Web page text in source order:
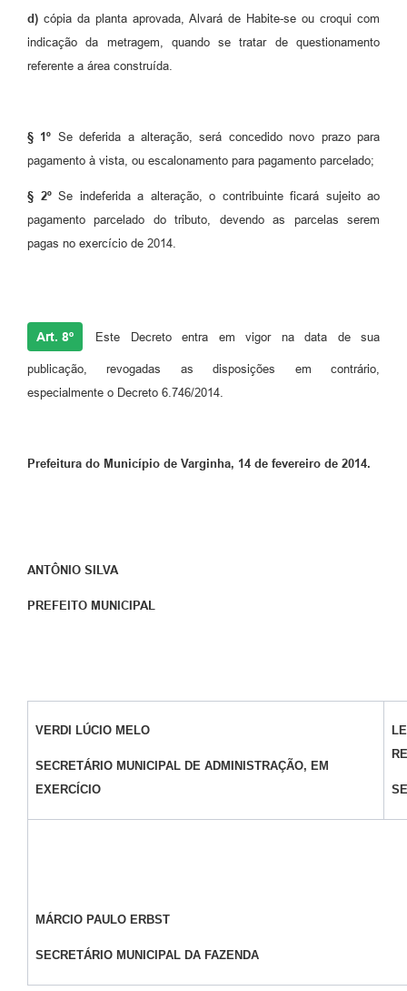
d) cópia da planta aprovada, Alvará de Habite-se ou croqui com
indicação da metragem, quando se tratar de questionamento
referente a área construída.
§ 1º Se deferida a alteração, será concedido novo prazo para
pagamento à vista, ou escalonamento para pagamento parcelado;
§ 2ºSe indeferida a alteração, o contribuinte ficará sujeito ao
pagamento parcelado do tributo, devendo as parcelas serem
pagas no exercício de 2014.
Art. 8º Este Decreto entra em vigor na data de sua
publicação, revogadas as disposições em contrário,
especialmente o Decreto 6.746/2014.
Prefeitura do Município de Varginha, 14 de fevereiro de 2014.
ANTÔNIO SILVA
PREFEITO MUNICIPAL
VERDI LÚCIO MELO
SECRETÁRIO MUNICIPAL DE ADMINISTRAÇÃO, EM
EXERCÍCIO
MÁRCIO PAULO ERBST
SECRETÁRIO MUNICIPAL DA FAZENDA